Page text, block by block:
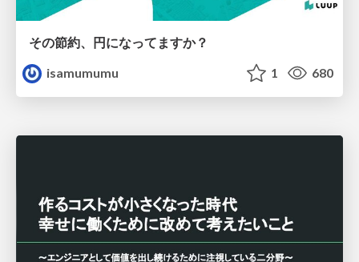
その節約、円になってますか？
isamumumu
1 680